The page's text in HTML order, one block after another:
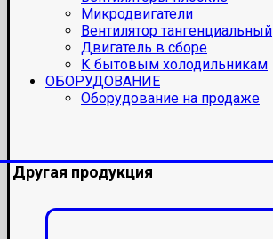
Микродвигатели
Вентилятор тангенциальный
Двигатель в сборе
К бытовым холодильникам
ОБОРУДОВАНИЕ
Оборудование на продаже
Другая продукция